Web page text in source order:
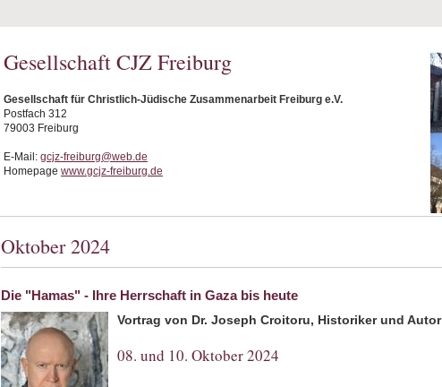
Gesellschaft CJZ Freiburg
Gesellschaft für Christlich-Jüdische Zusammenarbeit Freiburg e.V.
Postfach 312
79003 Freiburg
E-Mail: gcjz-freiburg@web.de
Homepage www.gcjz-freiburg.de
Oktober 2024
Die "Hamas" - Ihre Herrschaft in Gaza bis heute
Vortrag von Dr. Joseph Croitoru, Historiker und Autor
08. und 10. Oktober 2024